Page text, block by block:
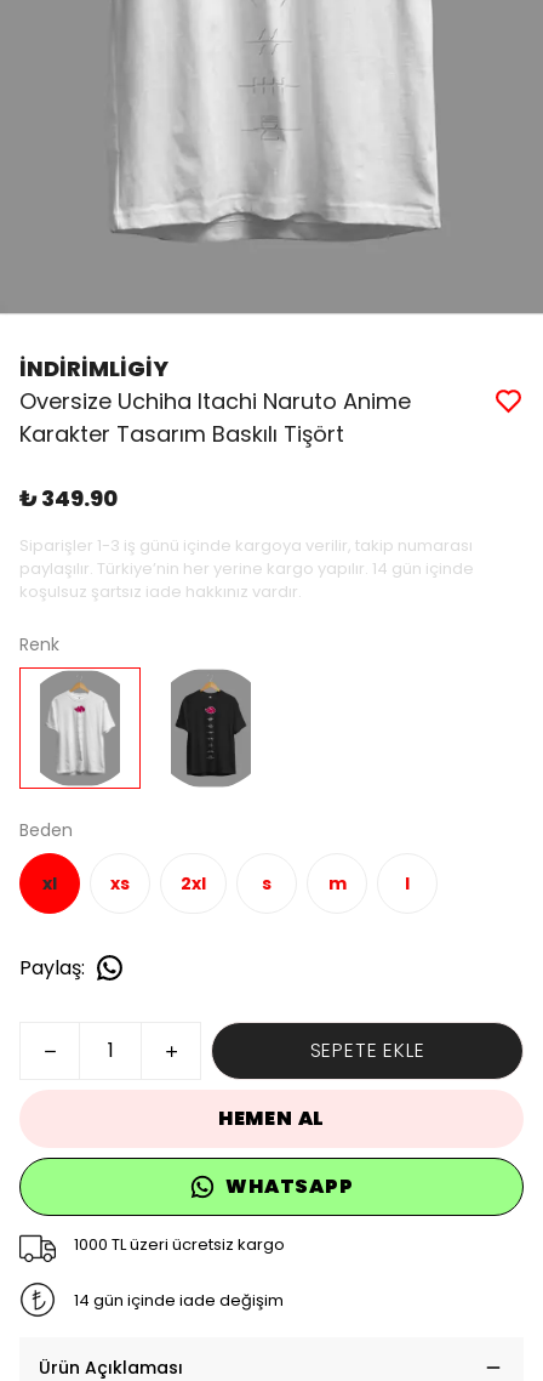
İNDİRİMLİGİY
Oversize Uchiha Itachi Naruto Anime
Karakter Tasarım Baskılı Tişört
₺ 349.90
Siparişler 1-3 iş günü içinde kargoya verilir, takip numarası
paylaşılır. Türkiye’nin her yerine kargo yapılır. 14 gün içinde
koşulsuz şartsız iade hakkınız vardır.
Renk
Beden
xl xs 2xl s m l
Paylaş:
SEPETE EKLE
HEMEN AL
WHATSAPP
1000 TL üzeri ücretsiz kargo
14 gün içinde iade değişim
Ürün Açıklaması